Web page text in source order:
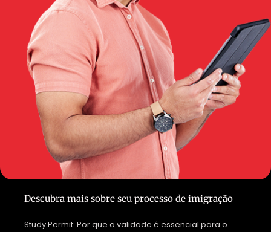
Descubra mais sobre seu processo de imigração
Study Permit: Por que a validade é essencial para o